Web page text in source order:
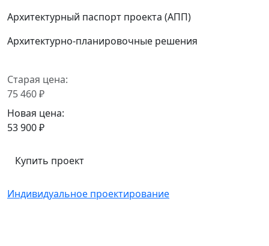
Архитектурный паспорт проекта (АПП)
Архитектурно-планировочные решения
Старая цена:
75 460 ₽
Новая цена:
53 900 ₽
Купить проект
Индивидуальное проектирование